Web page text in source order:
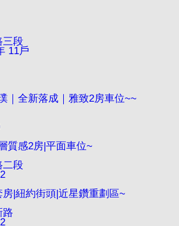
三段
11戶
｜全新落成｜雅致2房車位~~
質感2房|平面車位~
二段
|紐約街頭|近星鑽重劃區~
路